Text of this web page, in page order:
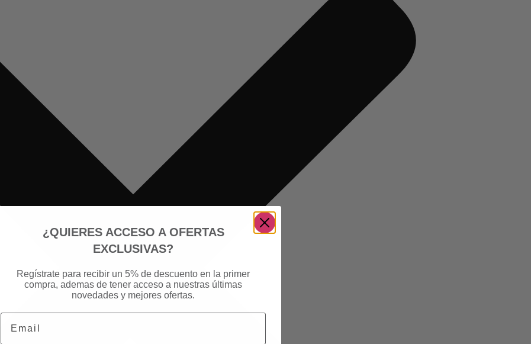
¿QUIERES ACCESO A OFERTAS
EXCLUSIVAS?
Regístrate para recibir un 5% de descuento en la primer
compra, ademas de tener acceso a nuestras últimas
novedades y mejores ofertas.
Email